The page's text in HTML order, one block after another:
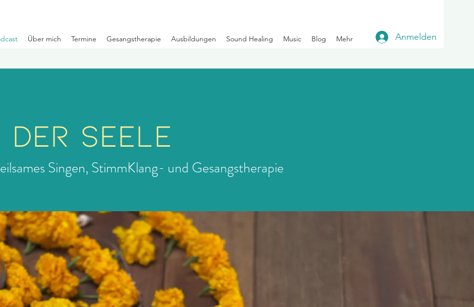
Über mich Termine Gesangstherapie Ausbildungen Sound Healing Music Blog Mehr Anmelden
SEELE
Singen, StimmKlang- und Gesangstherapie